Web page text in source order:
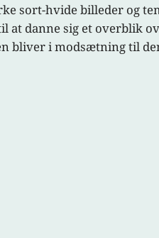
sort-hvide billeder og
at danne sig et overblik
bliver i modsætning til